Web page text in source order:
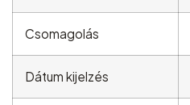
Csomagolás
Dátum kijelzés